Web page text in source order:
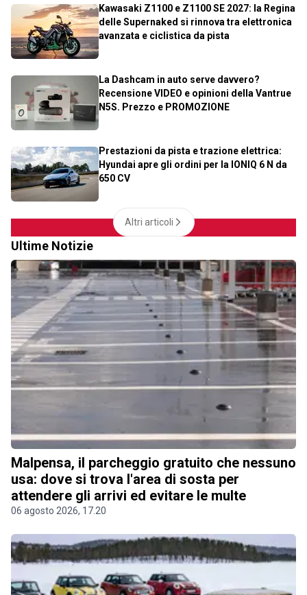
Kawasaki Z1100 e Z1100 SE 2027: la Regina
delle Supernaked si rinnova tra elettronica
avanzata e ciclistica da pista
La Dashcam in auto serve davvero?
Recensione VIDEO e opinioni della Vantrue
N5S. Prezzo e PROMOZIONE
Prestazioni da pista e trazione elettrica:
Hyundai apre gli ordini per la IONIQ 6 N da
650 CV
Altri articoli
Ultime Notizie
Malpensa, il parcheggio gratuito che nessuno
usa: dove si trova l'area di sosta per
attendere gli arrivi ed evitare le multe
06 agosto 2026, 17.20